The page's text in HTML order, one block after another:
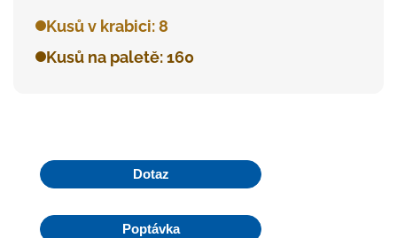
Kusů v krabici: 8
Kusů na paletě: 160
Dotaz
Poptávka